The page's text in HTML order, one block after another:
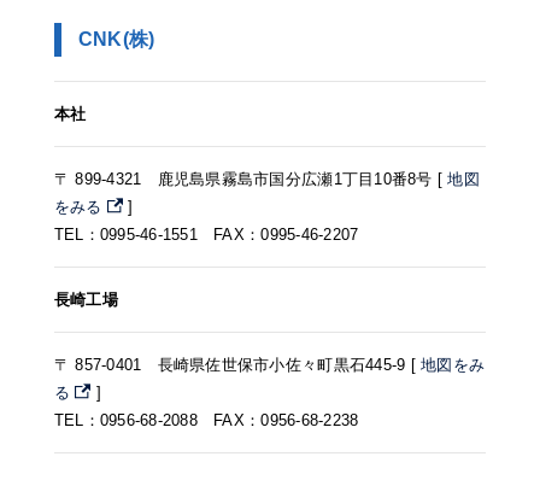
CNK(株)
本社
〒 899-4321 鹿児島県霧島市国分広瀬1丁目10番8号 [地図
をみる
]
TEL：0995-46-1551 FAX：0995-46-2207
長崎工場
〒 857-0401 長崎県佐世保市小佐々町黒石445-9 [地図をみ
る
]
TEL：0956-68-2088 FAX：0956-68-2238